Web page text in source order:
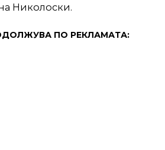
Николоски.
ПО РЕКЛАМАТА: